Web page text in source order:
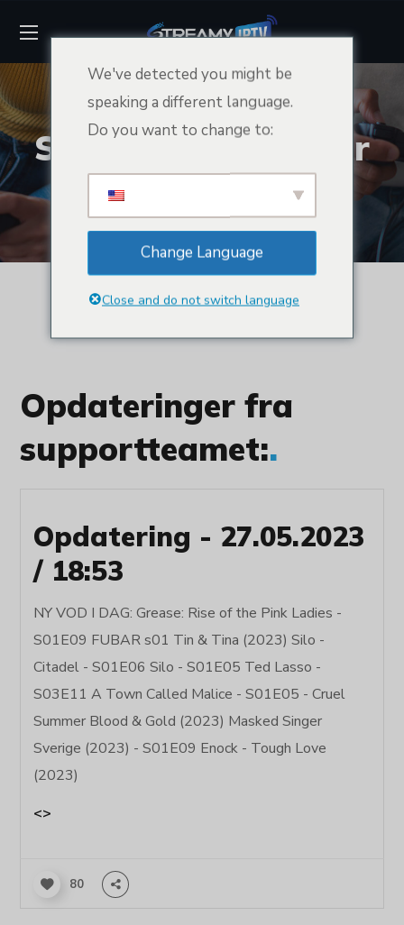
Statusopdateringer
HJEM STATUSOPDATERINGER
Opdateringer fra
supportteamet:.
Opdatering - 27.05.2023
/ 18:53
NY VOD I DAG: Grease: Rise of the Pink Ladies -
S01E09 FUBAR s01 Tin & Tina (2023) Silo -
Citadel - S01E06 Silo - S01E05 Ted Lasso -
S03E11 A Town Called Malice - S01E05 - Cruel
Summer Blood & Gold (2023) Masked Singer
Sverige (2023) - S01E09 Enock - Tough Love
(2023)
<>
80
We've detected you might be
speaking a different language.
Do you want to change to:
Change Language
Close and do not switch language